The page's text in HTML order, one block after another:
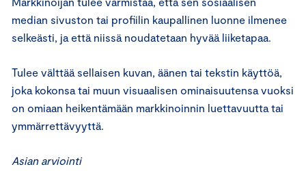
median sivuston tai profiilin kaupallinen luonne ilmenee
selkeästi, ja että niissä noudatetaan hyvää liiketapaa.
Tulee välttää sellaisen kuvan, äänen tai tekstin käyttöä,
joka kokonsa tai muun visuaalisen ominaisuutensa vuoksi
on omiaan heikentämään markkinoinnin luettavuutta tai
ymmärrettävyyttä.
Asian arviointi